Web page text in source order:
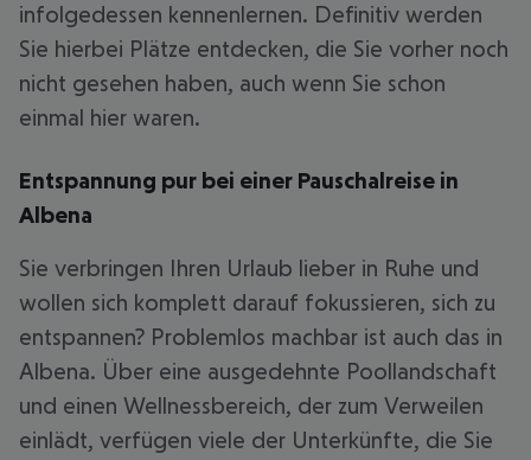
infolgedessen kennenlernen. Definitiv werden
Sie hierbei Plätze entdecken, die Sie vorher noch
nicht gesehen haben, auch wenn Sie schon
einmal hier waren.
Entspannung pur bei einer Pauschalreise in
Albena
Sie verbringen Ihren Urlaub lieber in Ruhe und
wollen sich komplett darauf fokussieren, sich zu
entspannen? Problemlos machbar ist auch das in
Albena. Über eine ausgedehnte Poollandschaft
und einen Wellnessbereich, der zum Verweilen
einlädt, verfügen viele der Unterkünfte, die Sie